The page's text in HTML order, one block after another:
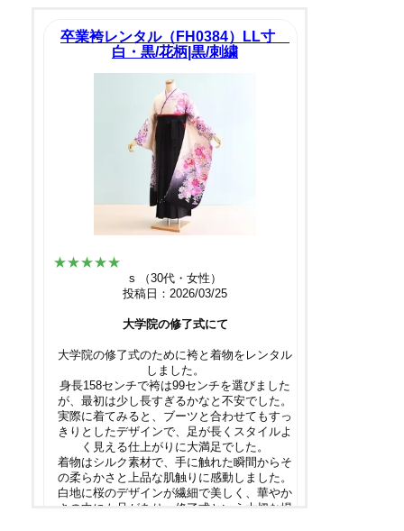
卒業袴レンタル（FH0384）LL寸
白・黒/花柄|黒/刺繍
★★★★★
s （30代・女性）
投稿日：2026/03/25
大学院の修了式にて
大学院の修了式のために袴と着物をレンタル
しました。
身長158センチで袴は99センチを選びました
が、最初は少し長すぎるかなと不安でした。
実際に着てみると、ブーツと合わせてもすっ
きりとしたデザインで、足が長くスタイルよ
く見える仕上がりに大満足でした。
着物はシルク素材で、手に触れた瞬間からそ
の柔らかさと上品な肌触りに感動しました。
白地に桜のデザインが繊細で美しく、華やか
さの中にも品があり、修了式という大切な場